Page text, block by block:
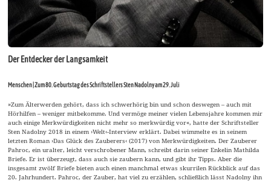
Der Entdecker der Langsamkeit
Menschen | Zum 80. Geburtstag des Schriftstellers Sten Nadolny am 29. Juli
»Zum Älterwerden gehört, dass ich schwerhörig bin und schon deswegen – auch mit
Hörhilfen – weniger mitbekomme. Und vermöge meiner vielen Lebensjahre kommen mir
auch einige Merkwürdigkeiten nicht mehr so merkwürdig vor«, hatte der Schriftsteller
Sten Nadolny 2018 in einem ›Welt‹-Interview erklärt. Dabei wimmelte es in seinem
letzten Roman ›Das Glück des Zauberers‹ (2017) von Merkwürdigkeiten. Der Zauberer
Pahroc, ein uralter, leicht verschrobener Mann, schreibt darin seiner Enkelin Mathilda
Briefe. Er ist überzeugt, dass auch sie zaubern kann, und gibt ihr Tipps. Aber die
insgesamt zwölf Briefe bieten auch einen manchmal etwas skurrilen Rückblick auf das
20. Jahrhundert. Pahroc, der Zauber, hat viel zu erzählen, schließlich lässt Nadolny ihn